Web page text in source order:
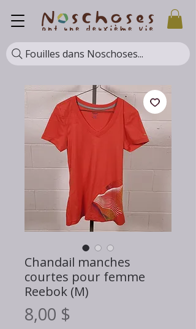
Fouilles dans Noschoses...
Chandail manches
courtes pour femme
Reebok (M)
8,00 $